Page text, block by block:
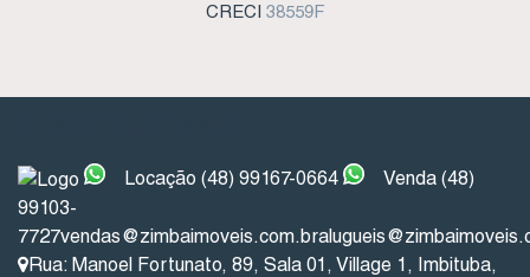
CRECI 38559F
Locação (48) 99167-0664
Venda (48)
99103-
7727vendas@zimbaimoveis.com.br
Rua: Manoel Fortunato, 89, Sala 01, Village 1, Imbituba,